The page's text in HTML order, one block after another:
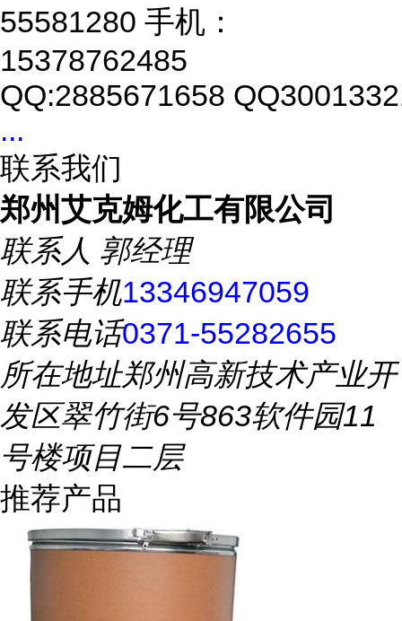
55581280 手机：
15378762485
QQ:2885671658
...
联系我们
郑州艾克姆化工有限公司
联系人 郭经理
联系手机13346947059
联系电话0371-55282655
所在地址郑州高新技术产业开
发区翠竹街6号863软件园11
号楼项目二层
推荐产品